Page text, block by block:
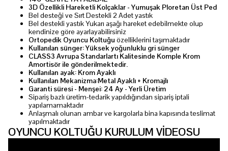
3D Özellikli Hareketli Kolçaklar - Yumuşak Ploretan Üst Ped
Bel desteği ve Sırt Destekli 2 Adet yastık
Bel destekli yastık Yukarı aşağı hareket edebilmekte olup
kendinize göre ayarlayabilirsiniz
Ortopedik Oyuncu Koltuğu özelliklerini taşımaktadır
Kullanılan sünger: Yüksek yoğunluklu gri sünger
CLASS3 Avrupa Standarlartı Kalitesinde Komple Krom
Amortisör ile gönderilmektedir.
Kullanılan ayak: Krom Ayaklı
Kullanılan Mekanizma:Metal Ayaklı + Kromajlı
Garanti süresi - Menşei: 24 Ay - Yerli Üretim
Sipariş bazlı üretim-tedarik yapıldığından sipariş iptali
yapılamamaktadır
Anlaşmalı olunan ambar ve kargolarla bina kapısında teslimat
yapılmaktadır
OYUNCU KOLTUĞU KURULUM VİDEOSU